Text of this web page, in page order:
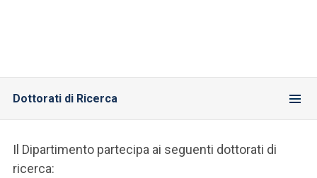
Dottorati di Ricerca
Il Dipartimento partecipa ai seguenti dottorati di
ricerca: